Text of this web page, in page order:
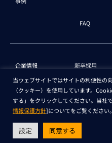
FAQ
企業情報 新卒採用
個人情報保護法 情報
Copyright © LINX
当ウェブサイトではサイトの利便性の
（クッキー）を使用しています。
する」をクリックしてください。当社
情報保護方針]についてをご覧ください。
設定 同意する